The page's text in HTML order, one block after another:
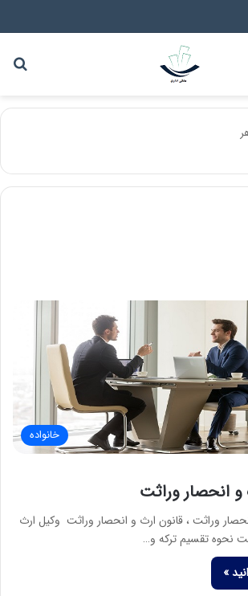
خانواده
انحصار وراثت
وراثت ، قانون ارث و انحصار وراثت وکیل ارث
نحوه تقسیم ترکه و…
»